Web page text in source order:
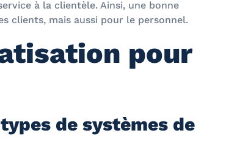
à la clientèle. Ainsi, une bonne
clients, mais aussi pour le personnel.
pour
de systèmes de